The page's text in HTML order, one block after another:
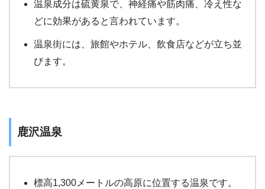
温泉成分は硫黄泉で、神経痛や筋肉痛、冷え性な
どに効果があると言われています。
温泉街には、旅館やホテル、飲食店などが立ち並
びます。
鹿沢温泉
標高1,300メートルの高原に位置する温泉です。